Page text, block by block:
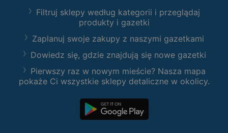
Filtruj sklepy według kategorii i przeglądaj
produkty i gazetki
Zaplanuj swoje zakupy z naszymi gazetkami
Dowiedz się, gdzie znajdują się nowe gazetki
Pierwszy raz w nowym mieście? Nasza mapa
pokaże Ci wszystkie sklepy detaliczne w okolicy.